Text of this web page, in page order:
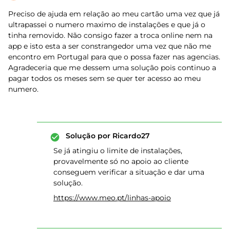
Preciso de ajuda em relação ao meu cartão uma vez que já
ultrapassei o numero maximo de instalações e que já o
tinha removido. Não consigo fazer a troca online nem na
app e isto esta a ser constrangedor uma vez que não me
encontro em Portugal para que o possa fazer nas agencias.
Agradeceria que me dessem uma solução pois continuo a
pagar todos os meses sem se quer ter acesso ao meu
numero.
Solução por Ricardo27
Se já atingiu o limite de instalações,
provavelmente só no apoio ao cliente
conseguem verificar a situação e dar uma
solução.
https://www.meo.pt/linhas-apoio